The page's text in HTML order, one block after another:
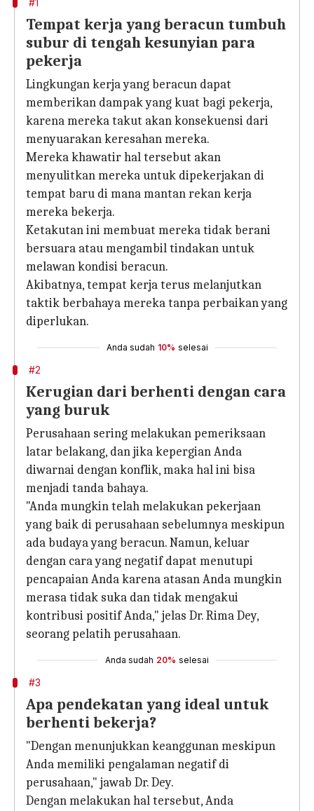
#1
Tempat kerja yang beracun tumbuh
subur di tengah kesunyian para
pekerja
Lingkungan kerja yang beracun dapat
memberikan dampak yang kuat bagi pekerja,
karena mereka takut akan konsekuensi dari
menyuarakan keresahan mereka.
Mereka khawatir hal tersebut akan
menyulitkan mereka untuk dipekerjakan di
tempat baru di mana mantan rekan kerja
mereka bekerja.
Ketakutan ini membuat mereka tidak berani
bersuara atau mengambil tindakan untuk
melawan kondisi beracun.
Akibatnya, tempat kerja terus melanjutkan
taktik berbahaya mereka tanpa perbaikan yang
diperlukan.
Anda sudah 10% selesai
#2
Kerugian dari berhenti dengan cara
yang buruk
Perusahaan sering melakukan pemeriksaan
latar belakang, dan jika kepergian Anda
diwarnai dengan konflik, maka hal ini bisa
menjadi tanda bahaya.
"Anda mungkin telah melakukan pekerjaan
yang baik di perusahaan sebelumnya meskipun
ada budaya yang beracun. Namun, keluar
dengan cara yang negatif dapat menutupi
pencapaian Anda karena atasan Anda mungkin
merasa tidak suka dan tidak mengakui
kontribusi positif Anda," jelas Dr. Rima Dey,
seorang pelatih perusahaan.
Anda sudah 20% selesai
#3
Apa pendekatan yang ideal untuk
berhenti bekerja?
"Dengan menunjukkan keanggunan meskipun
Anda memiliki pengalaman negatif di
perusahaan," jawab Dr. Dey.
Dengan melakukan hal tersebut, Anda